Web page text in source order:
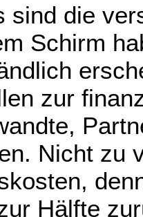
sind die
Schirm
zur
Nicht zu
Hälfte